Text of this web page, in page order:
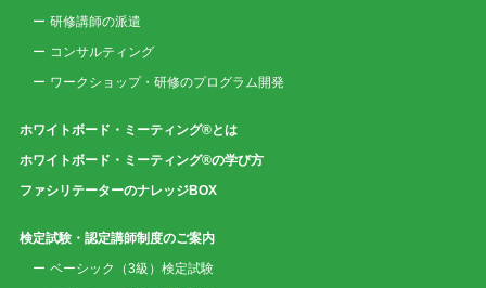
研修講師の派遣
コンサルティング
ワークショップ・研修のプログラム開発
ホワイトボード・ミーティング®とは
ホワイトボード・ミーティング®の学び方
ファシリテーターのナレッジBOX
検定試験・認定講師制度のご案内
ベーシック（3級）検定試験